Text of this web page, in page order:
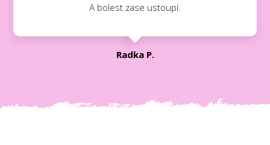
A bolest zase ustoupí.
Radka P.